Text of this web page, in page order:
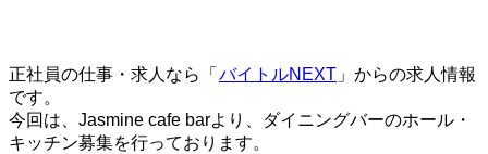
正社員の仕事・求人なら「 バイトルNEXT 」からの求人情報
です。
今回は、Jasmine cafe barより、ダイニングバーのホール・
キッチン募集を行っております。